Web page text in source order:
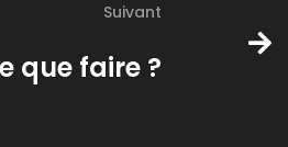
Suivant
que faire ?